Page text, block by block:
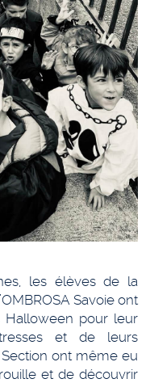
les élèves de la
Savoie ont
Halloween pour leur
et de leurs
ont même eu
et de découvrir